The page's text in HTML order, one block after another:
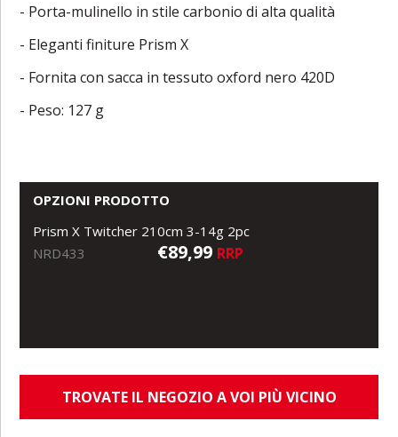
- Porta-mulinello in stile carbonio di alta qualità
- Eleganti finiture Prism X
- Fornita con sacca in tessuto oxford nero 420D
- Peso: 127 g
OPZIONI PRODOTTO
Prism X Twitcher 210cm 3-14g 2pc
NRD433
€89,99 RRP
TROVATE IL NEGOZIO A VOI PIÙ VICINO